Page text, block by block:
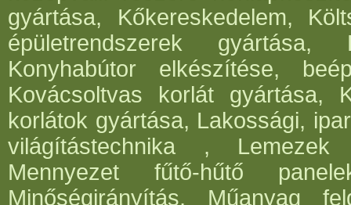
gyártása, Kőkereskedelem,
épületrendszerek gyártása,
Konyhabútor elkészítése,
Kovácsoltvas korlát gyártása,
korlátok gyártása, Lakossági,
világítástechnika , Lemezek
Mennyezet fűtő-hűtő
Minőségirányítás, Műanyag